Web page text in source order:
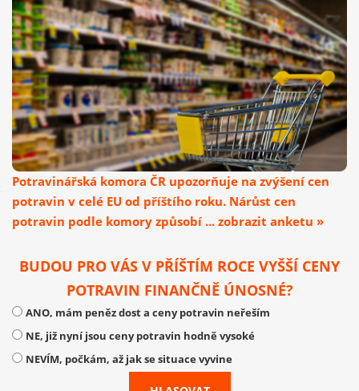
Potravinářská komora ČR upozorňuje na zvýšení cen
potravin v celé EU od příštího roku. Nárůst cen
potravin podle komory způsobí ... zobrazit anketu »
BUDOU PRO VÁS V PŘÍŠTÍM ROCE VYŠŠÍ CENY
POTRAVIN FINANČNĚ ÚNOSNÉ?
ANO, mám peněz dost a ceny potravin neřeším
NE, již nyní jsou ceny potravin hodně vysoké
NEVÍM, počkám, až jak se situace vyvine